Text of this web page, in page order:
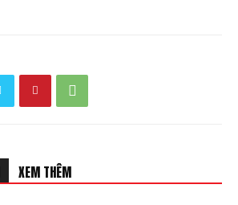
XEM THÊM